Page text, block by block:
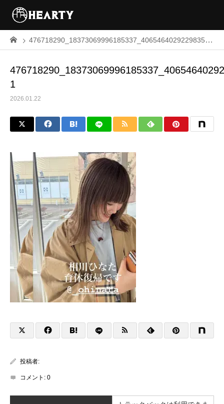
476718290_18373069996185337_406546402922983591_n-1
1
2026.01.22
投稿者:
コメント: 0